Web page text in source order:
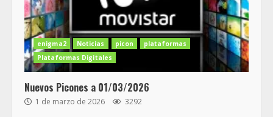
enigma2 Noticias picon
plataformas
Plataformas Digitales
Nuevos Picones a 01/03/2026
1 de marzo de 2026 3292